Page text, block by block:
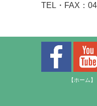
TEL・FAX：
【ホーム】